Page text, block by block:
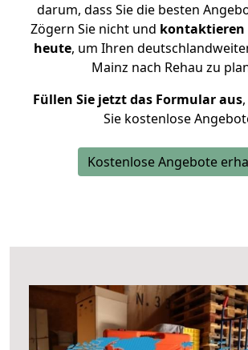
darum, dass Sie die besten
Zögern Sie nicht und kontaktieren
heute, um Ihren
Mainz nach Rehau zu
Füllen Sie jetzt das Formular aus
Sie kostenlose
Kostenlose Angebote